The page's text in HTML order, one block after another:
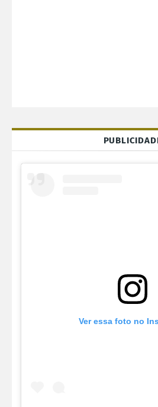
Ver essa foto no